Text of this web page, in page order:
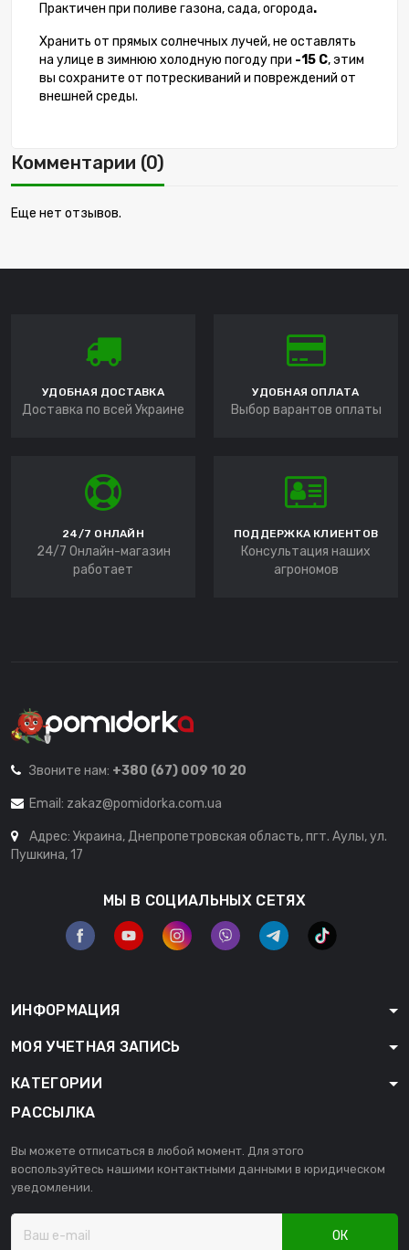
Практичен при поливе газона, сада, огорода.
Хранить от прямых солнечных лучей, не оставлять
на улице в зимнюю холодную погоду при -15 C, этим
вы сохраните от потрескиваний и повреждений от
внешней среды.
Комментарии (0)
Еще нет отзывов.
УДОБНАЯ ДОСТАВКА
Доставка по всей Украине
УДОБНАЯ ОПЛАТА
Выбор варантов оплаты
24/7 ОНЛАЙН
24/7 Онлайн-магазин
работает
ПОДДЕРЖКА КЛИЕНТОВ
Консультация наших
агрономов
Звоните нам: +380 (67) 009 10 20
Email: zakaz@pomidorka.com.ua
Адрес: Украина, Днепропетровская область, пгт. Аулы, ул.
Пушкина, 17
МЫ В СОЦИАЛЬНЫХ СЕТЯХ
ИНФОРМАЦИЯ
МОЯ УЧЕТНАЯ ЗАПИСЬ
КАТЕГОРИИ
РАССЫЛКА
Вы можете отписаться в любой момент. Для этого
воспользуйтесь нашими контактными данными в юридическом
уведомлении.
ОК